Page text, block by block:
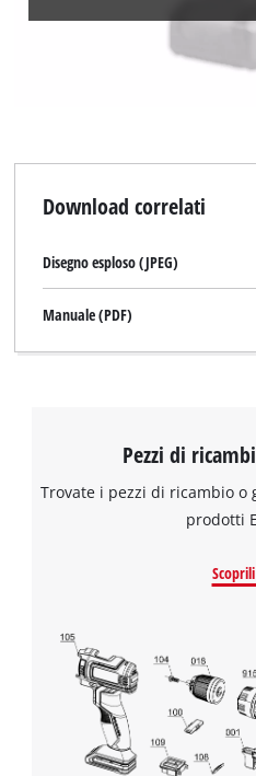
Download correlati
Disegno esploso (JPEG)
Manuale (PDF)
Pezzi di
Trovate i pezzi di ricambio o
prodotti